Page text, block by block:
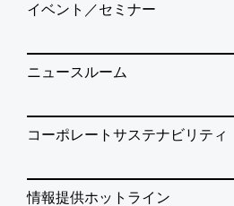
イベント／セミナー
ニュースルーム
コーポレートサステナビリティ
情報提供ホットライン